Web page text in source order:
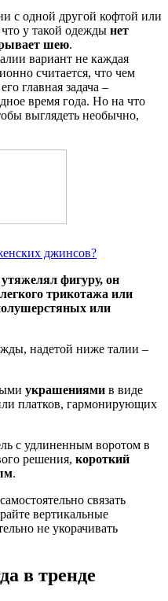
с одной другой кофтой или
у такой одежды нет
шею.
вариант не каждая
считается, что чем
главная задача –
время года. Но на что
выглядеть необычно,
джинсов?
фигуру, он
трикотажа или
или
надетой ниже талии –
украшениями в виде
платков, гармонирующих
с удлиненным воротом в
решения, короткий
.
связать
вертикальные
не укорачивать
в тренде